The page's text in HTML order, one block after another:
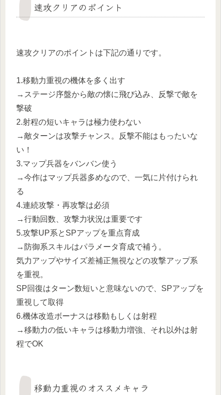
速攻クリアのポイント
速攻クリアのポイントは下記の通りです。
1.移動力重視の機体を多く出す
→ステージ序盤から敵の懐に飛び込み、反撃で敵を
撃破
2.射程の短いキャラは極力使わない
→敵ターンは攻撃チャンス。反撃不能はもったいな
い！
3.マップ兵器をバンバン使う
→今作はマップ兵器多めなので、一気に片付けられ
る
4.連続攻撃・再攻撃は必須
→行動回数、攻撃力状況は重要です
5.攻撃UP系とSPアップを重点育成
→防御系スキルはパラメータ育成で補う。
気力アップやサイズ差補正無視などの攻撃アップ系
を重視。
SP回復はターン数短いと意味ないので、SPアップを
重視して取得
6.機体改造ボーナスは移動もしくは射程
→移動力の低いキャラは移動力増強、それ以外は射
程でOK
移動力重視のオススメキャラ